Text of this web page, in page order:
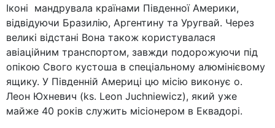
Іконі мандрувала країнами Південної Америки,
відвідуючи Бразилію, Аргентину та Уругвай. Через
великі відстані Вона також користувалася
авіаційним транспортом, завжди подорожуючи під
опікою Свого кустоша в спеціальному алюмінієвому
ящику. У Південній Америці цю місію виконує о.
Леон Юхневич (ks. Leon Juchniewicz), який уже
майже 40 років служить місіонером в Еквадорі.